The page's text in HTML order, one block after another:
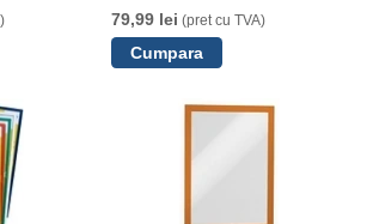
79,99 lei (pret cu TVA)